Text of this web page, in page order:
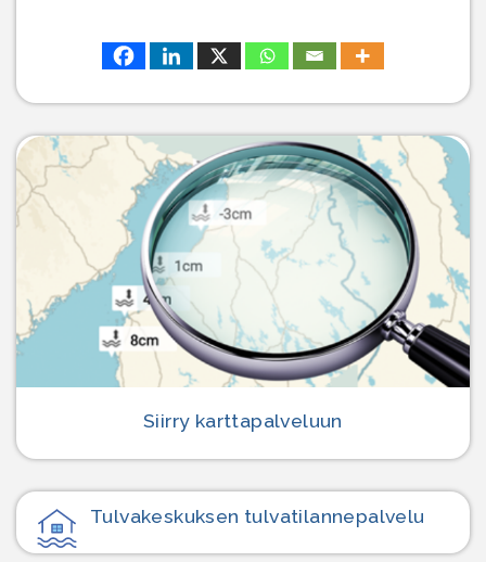
Siirry karttapalveluun
Tulvakeskuksen tulvatilanne­palvelu